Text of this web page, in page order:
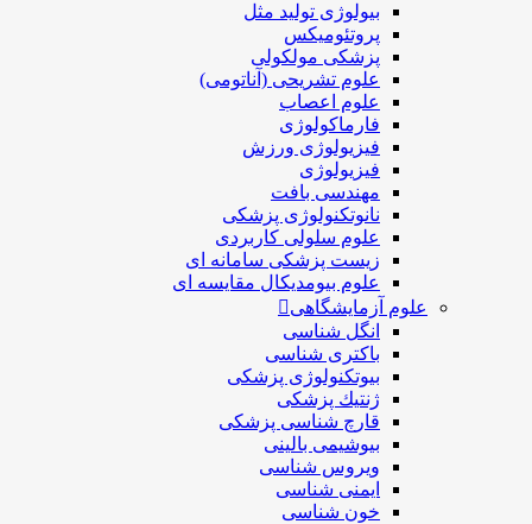
بیولوژی تولید مثل
پروتئومیکس
پزشکی مولکولی
علوم تشریحی (آناتومی)
علوم اعصاب
فارماکولوژی
فیزیولوژی ورزش
فیزیولوژی
مهندسی بافت
نانوتکنولوژی پزشکی
علوم سلولی کاربردی
زیست پزشکی سامانه ای
علوم بیومدیکال مقایسه ای
علوم آزمایشگاهی
انگل شناسی
باکتری شناسی
بیوتکنولوژی پزشکی
ژنتيك پزشکی
قارچ شناسی پزشكی
بیوشیمی بالینی
ویروس شناسی
ایمنی شناسی
خون شناسی